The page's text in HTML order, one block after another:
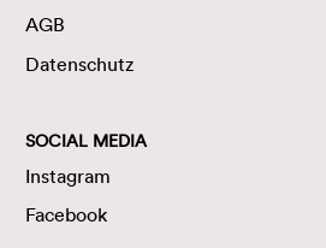
AGB
Datenschutz
SOCIAL MEDIA
Instagram
Facebook